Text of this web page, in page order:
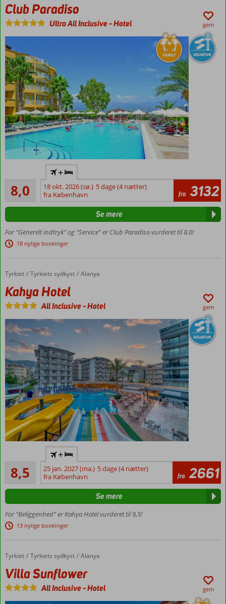
Club Paradiso
Ultra All Inclusive-Hotel gem
til
Gazipasa
Danskerfavorit
strand og
strandbar
splash-
Shuttleservice
til centrum
Rummelige
værelser
med plads
til 8 pers.
8,0Meget godt
981
anmeldelser
+
18 okt. 2026 (sø.) 5 dage (4 nætter)
fra København
fra 3132
For “Generelt indtryk” og “Service” er Club Paradiso vurderet til 8,0!
18 nylige bookinger
Se mere
Forside
Tyrkiet Tyrkiets sydkyst Alanya
Kahya Hotel
Kahya Hotel
All Inclusive-Hotel gem
til
Gazipasa
Danskerfavorit
Ved
Kleopatra-
stranden
Værelser
med
plads til
4
Pool med
8,5
Alletiders
583
anmeldelser
+
25 jan. 2027 (ma.) 5 dage (4 nætter)
fra København
fra 2661
For “Beliggenhed” er Kahya Hotel vurderet til 9,5!
13 nylige bookinger
Se mere
Forside
Tyrkiet Tyrkiets sydkyst Alanya
Villa Sunflower
Villa Sunflower
All Inclusive-Hotel gem